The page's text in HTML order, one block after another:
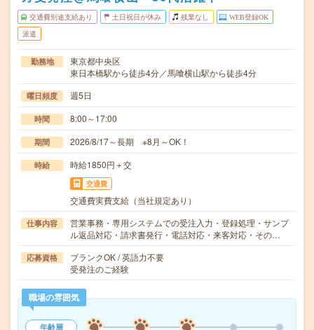
交通費別途支給あり 土日祝日が休み 残業なし WEB登録OK
派遣
勤務地
東京都中央区
東日本橋駅から徒歩4分／馬喰横山駅から徒歩4分
曜日頻度 週5日
時間 8:00～17:00
期間 2026/8/17～長期 ※8月～OK！
時給 時給1850円＋交
交通費
交通費実費支給（当社規定あり）
仕事内容
営業事務・専用システムでの受注入力・登録処理・サンプ
ル返品対応・請求書発行・電話対応・来客対応・その…
応募資格
ブランクOK / 英語力不要
受発注のご経験
職場の雰囲気
年齢層